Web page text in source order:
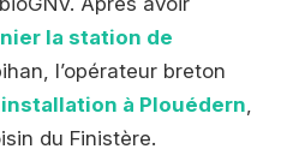
la station de
l’opérateur breton
à Plouédern,
du Finistère.